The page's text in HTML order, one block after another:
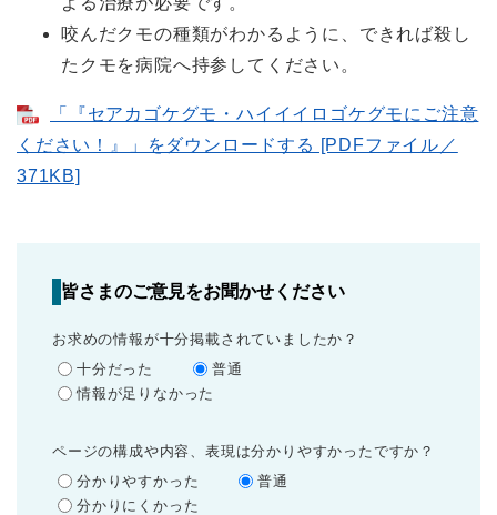
咬んだクモの種類がわかるように、できれば殺し
たクモを病院へ持参してください。
「『セアカゴケグモ・ハイイイロゴケグモにご注意
ください！』」をダウンロードする [PDFファイル／
371KB]
皆さまのご意見をお聞かせください
お求めの情報が十分掲載されていましたか？
十分だった
普通
情報が足りなかった
ページの構成や内容、表現は分かりやすかったですか？
分かりやすかった
普通
分かりにくかった